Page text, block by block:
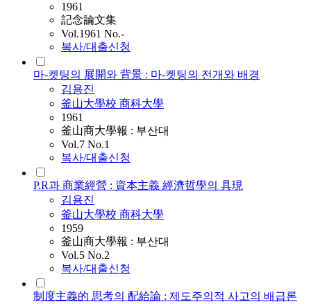
1961
記念論文集
Vol.1961 No.-
복사/대출신청
마-켓팅의 展開와 背景 : 마-켓팅의 전개와 배경
김용진
釜山大學校 商科大學
1961
釜山商大學報 : 부산대
Vol.7 No.1
복사/대출신청
P.R과 商業經營 : 資本主義 經濟哲學의 具現
김용진
釜山大學校 商科大學
1959
釜山商大學報 : 부산대
Vol.5 No.2
복사/대출신청
制度主義的 思考의 配給論 : 제도주의적 사고의 배급론